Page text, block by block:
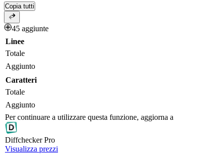
Copia tutti
45 aggiunte
Linee
Totale
Aggiunto
Caratteri
Totale
Aggiunto
Per continuare a utilizzare questa funzione, aggiorna a
DiffcheckerPro
Visualizza prezzi